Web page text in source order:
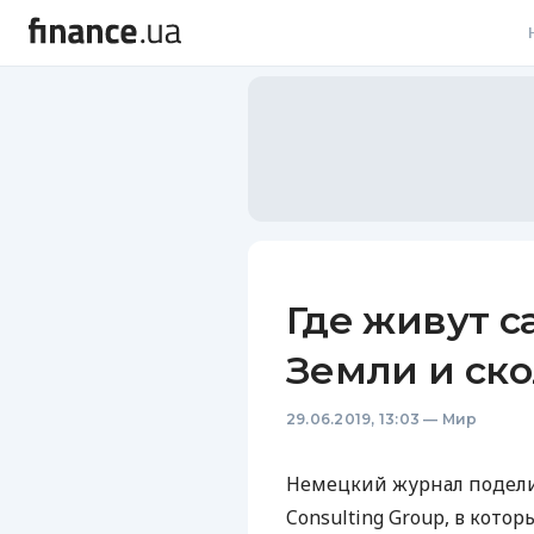
Где живут
Земли и
29.06.2019, 13:03 — Мир
Немецкий журнал
Consulting Group, в